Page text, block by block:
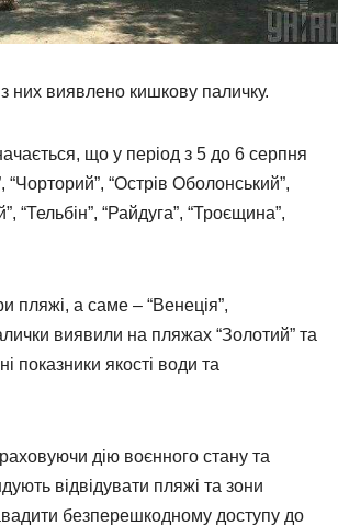
них виявлено кишкову паличку.
що у період з 5 до 6 серпня
“Чорторий”, “Острів Оболонський”,
“Тельбін”, “Райдуга”, “Троєщина”,
пляжі, а саме – “Венеція”,
виявили на пляжах “Золотий” та
показники якості води та
дію воєнного стану та
відвідувати пляжі та зони
безперешкодному доступу до